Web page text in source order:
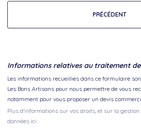
PRÉCÉDENT
Informations relatives au traitement
Les informations recueillies dans ce formulaire
Les Bons Artisans pour nous permettre de vous
notamment pour vous proposer un devis
Plus d'informations sur vos droits, et sur la
données ici.